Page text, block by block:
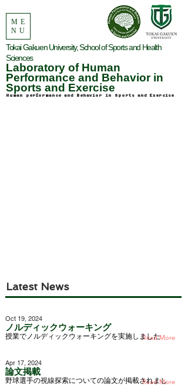
Human performance and Behavior in Sports and Exercise
Tokai Gakuen University, School of Sports and Health
Sciences
Laboratory of Human
Performance and Behavior in
Sports and Exercise
ME
NU
Latest News
Oct 19, 2024
ノルディックウォーキング
Read More
授業でノルディックウォーキングを実施しました
Apr 17, 2024
論文掲載
Read More
野球選手の視線探索についての論文が掲載されまし